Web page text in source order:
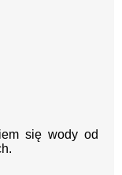
się wody od